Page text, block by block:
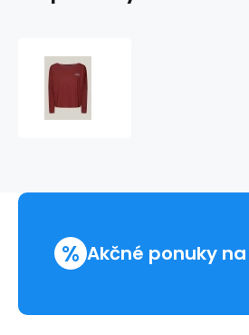
bordová
Hilfiger
% Akčné ponuky